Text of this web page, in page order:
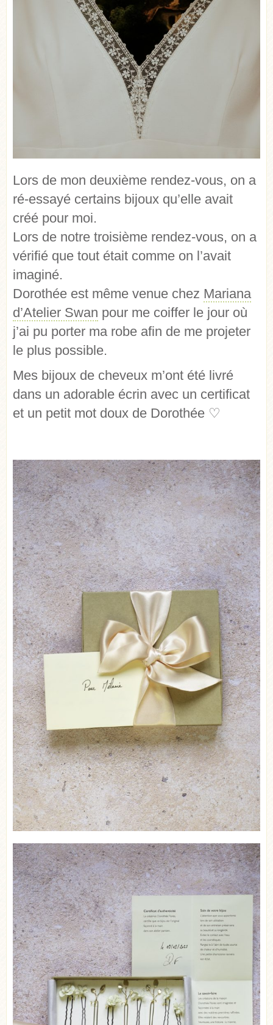
Lors de mon deuxième rendez-vous, on a
ré-essayé certains bijoux qu’elle avait
créé pour moi.
Lors de notre troisième rendez-vous, on a
vérifié que tout était comme on l’avait
imaginé.
Dorothée est même venue chez Mariana
d’Atelier Swan pour me coiffer le jour où
j’ai pu porter ma robe afin de me projeter
le plus possible.
Mes bijoux de cheveux m’ont été livré
dans un adorable écrin avec un certificat
et un petit mot doux de Dorothée ♡